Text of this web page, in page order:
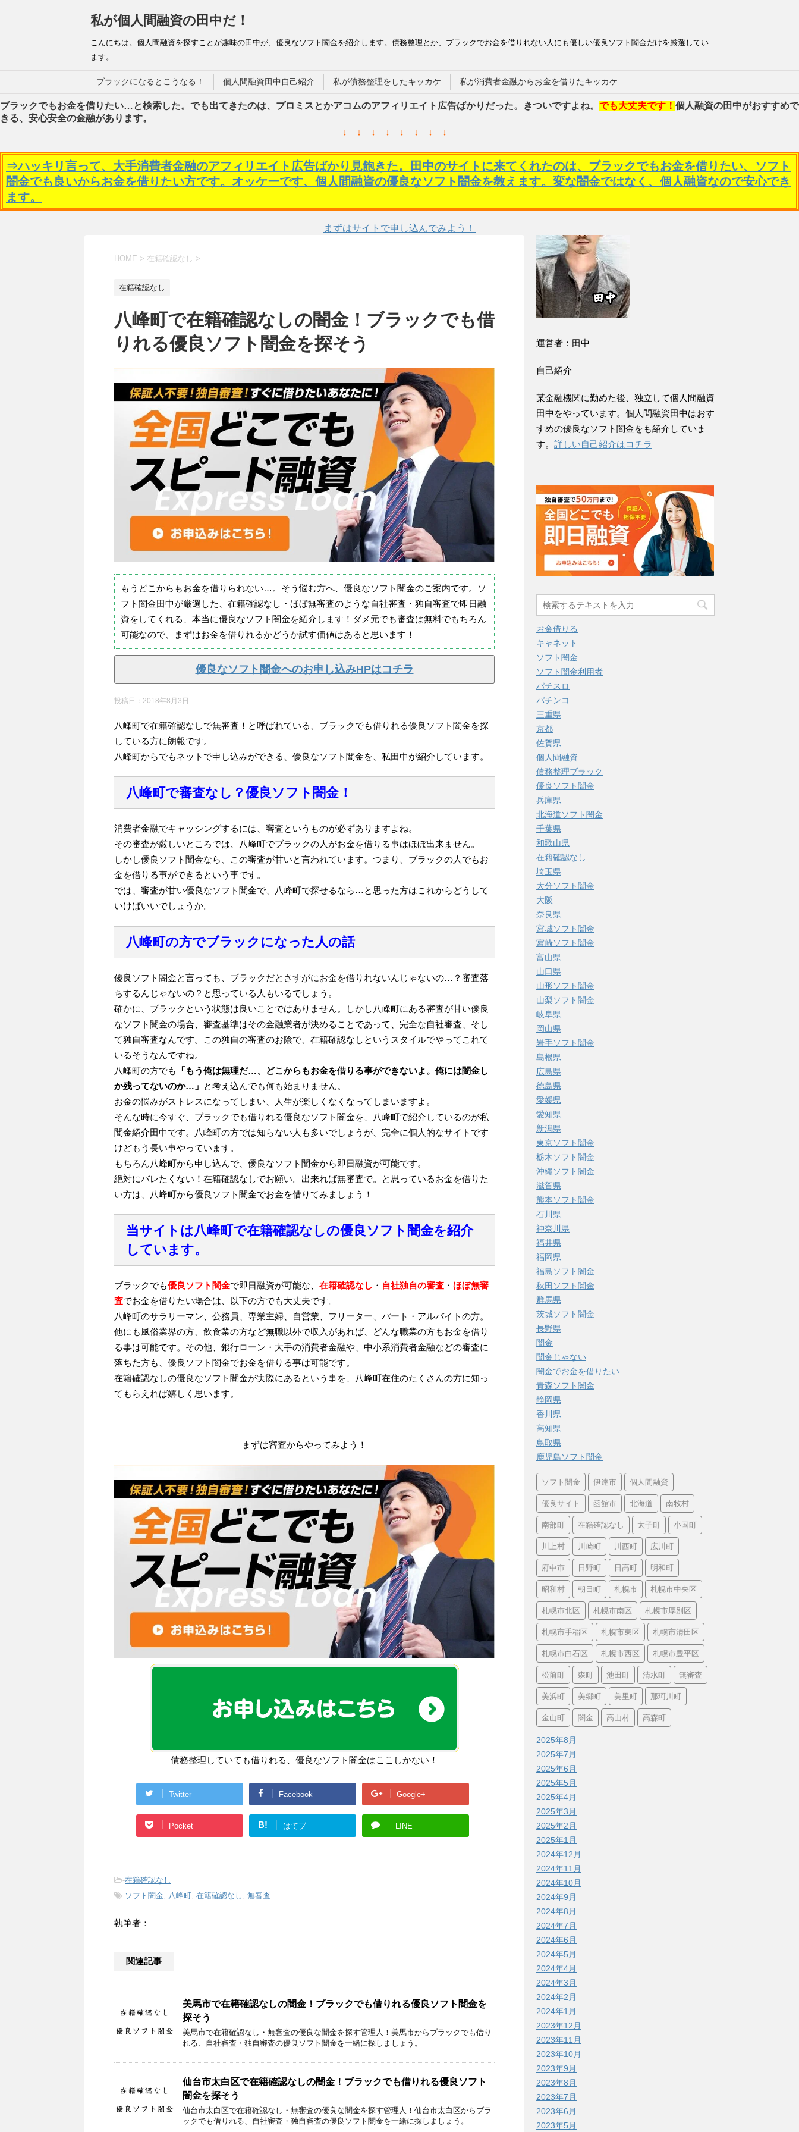
私が個人間融資の田中だ！
こんにちは。個人間融資を探すことが趣味の田中が、優良なソフト闇金を紹介します。債務整理とか、ブラックでお金を借りれない人にも優しい優良ソフト闇金だけを厳選してい
ます。
ブラックになるとこうなる！ 個人間融資田中自己紹介 私が債務整理をしたキッカケ 私が消費者金融からお金を借りたキッカケ
ブラックでもお金を借りたい…と検索した。でも出てきたのは、プロミスとかアコムのアフィリエイト広告ばかりだった。きついですよね。 でも大丈夫です！ 個人融資の田中がおすすめで
きる、安心安全の金融があります。
↓ ↓ ↓ ↓ ↓ ↓ ↓ ↓
⇒ハッキリ言って、大手消費者金融のアフィリエイト広告ばかり見飽きた。田中のサイトに来てくれたのは、ブラックでもお金を借りたい、ソフト
闇金でも良いからお金を借りたい方です。オッケーです、個人間融資の優良なソフト闇金を教えます。変な闇金ではなく、個人融資なので安心でき
ます。
まずはサイトで申し込んでみよう！
HOME > 在籍確認なし >
在籍確認なし
八峰町で在籍確認なしの闇金！ブラックでも借
りれる優良ソフト闇金を探そう
もうどこからもお金を借りられない…。そう悩む方へ、優良なソフト闇金のご案内です。ソ
フト闇金田中が厳選した、在籍確認なし・ほぼ無審査のような自社審査・独自審査で即日融
資をしてくれる、本当に優良なソフト闇金を紹介します！ダメ元でも審査は無料でもちろん
可能なので、まずはお金を借りれるかどうか試す価値はあると思います！
優良なソフト闇金へのお申し込みHPはコチラ
投稿日： 2018年8月3日
八峰町で在籍確認なしで無審査！と呼ばれている、ブラックでも借りれる優良ソフト闇金を探
している方に朗報です。
八峰町からでもネットで申し込みができる、優良なソフト闇金を、私田中が紹介しています。
八峰町で審査なし？優良ソフト闇金！
消費者金融でキャッシングするには、審査というものが必ずありますよね。
その審査が厳しいところでは、八峰町でブラックの人がお金を借りる事はほぼ出来ません。
しかし優良ソフト闇金なら、この審査が甘いと言われています。つまり、ブラックの人でもお
金を借りる事ができるという事です。
では、審査が甘い優良なソフト闇金で、八峰町で探せるなら…と思った方はこれからどうして
いけばいいでしょうか。
八峰町の方でブラックになった人の話
優良ソフト闇金と言っても、ブラックだとさすがにお金を借りれないんじゃないの…？審査落
ちするんじゃないの？と思っている人もいるでしょう。
確かに、ブラックという状態は良いことではありません。しかし八峰町にある審査が甘い優良
なソフト闇金の場合、審査基準はその金融業者が決めることであって、完全な自社審査、そし
て独自審査なんです。この独自の審査のお陰で、在籍確認なしというスタイルでやってこれて
いるそうなんですね。
八峰町の方でも
「もう俺は無理だ…、どこからもお金を借りる事ができないよ。俺には闇金し
か残ってないのか…」 と考え込んでも何も始まりません。
お金の悩みがストレスになってしまい、人生が楽しくなくなってしまいますよ。
そんな時に今すぐ、ブラックでも借りれる優良なソフト闇金を、八峰町で紹介しているのが私
闇金紹介田中です。八峰町の方では知らない人も多いでしょうが、完全に個人的なサイトです
けどもう長い事やっています。
もちろん八峰町から申し込んで、優良なソフト闇金から即日融資が可能です。
絶対にバレたくない！在籍確認なしでお願い。出来れば無審査で。と思っているお金を借りた
い方は、八峰町から優良ソフト闇金でお金を借りてみましょう！
当サイトは八峰町で在籍確認なしの優良ソフト闇金を紹介
しています。
ブラックでも優良ソフト闇金で即日融資が可能な、 在籍確認なし ・ 自社独自の審査 ・ ほぼ無審
査でお金を借りたい場合は、以下の方でも大丈夫です。
八峰町のサラリーマン、公務員、専業主婦、自営業、フリーター、パート・アルバイトの方。
他にも風俗業界の方、飲食業の方など無職以外で収入があれば、どんな職業の方もお金を借り
る事は可能です。その他、銀行ローン・大手の消費者金融や、中小系消費者金融などの審査に
落ちた方も、優良ソフト闇金でお金を借りる事は可能です。
在籍確認なしの優良なソフト闇金が実際にあるという事を、八峰町在住のたくさんの方に知っ
てもらえれば嬉しく思います。
まずは審査からやってみよう！
債務整理していても借りれる、優良なソフト闇金はここしかない！
Twitter Facebook Google+
Pocket B! はてブ LINE
-在籍確認なし
-ソフト闇金, 八峰町, 在籍確認なし , 無審査
執筆者：
関連記事
美馬市で在籍確認なしの闇金！ブラックでも借りれる優良ソフト闇金を
探そう
美馬市で在籍確認なし・無審査の優良な闇金を探す管理人！美馬市からブラックでも借り
れる、自社審査・独自審査の優良ソフト闇金を一緒に探しましょう。
仙台市太白区で在籍確認なしの闇金！ブラックでも借りれる優良ソフト
闇金を探そう
仙台市太白区で在籍確認なし・無審査の優良な闇金を探す管理人！仙台市太白区からブラ
ックでも借りれる、自社審査・独自審査の優良ソフト闇金を一緒に探しましょう。
運営者：田中
自己紹介
某金融機関に勤めた後、独立して個人間融資
田中をやっています。個人間融資田中はおす
すめの優良なソフト闇金をも紹介していま
す。 詳しい自己紹介はコチラ
お金借りる
キャネット
ソフト闇金
ソフト闇金利用者
パチスロ
パチンコ
三重県
京都
佐賀県
個人間融資
債務整理ブラック
優良ソフト闇金
兵庫県
北海道ソフト闇金
千葉県
和歌山県
在籍確認なし
埼玉県
大分ソフト闇金
大阪
奈良県
宮城ソフト闇金
宮崎ソフト闇金
富山県
山口県
山形ソフト闇金
山梨ソフト闇金
岐阜県
岡山県
岩手ソフト闇金
島根県
広島県
徳島県
愛媛県
愛知県
新潟県
東京ソフト闇金
栃木ソフト闇金
沖縄ソフト闇金
滋賀県
熊本ソフト闇金
石川県
神奈川県
福井県
福岡県
福島ソフト闇金
秋田ソフト闇金
群馬県
茨城ソフト闇金
長野県
闇金
闇金じゃない
闇金でお金を借りたい
青森ソフト闇金
静岡県
香川県
高知県
鳥取県
鹿児島ソフト闇金
ソフト闇金 伊達市 個人間融資
優良サイト 函館市 北海道 南牧村
南部町 在籍確認なし 太子町 小国町
川上村 川崎町 川西町 広川町
府中市 日野町 日高町 明和町
昭和村 朝日町 札幌市 札幌市中央区
札幌市北区 札幌市南区 札幌市厚別区
札幌市手稲区 札幌市東区 札幌市清田区
札幌市白石区 札幌市西区 札幌市豊平区
松前町 森町 池田町 清水町 無審査
美浜町 美郷町 美里町 那珂川町
金山町 闇金 高山村 高森町
2025年8月
2025年7月
2025年6月
2025年5月
2025年4月
2025年3月
2025年2月
2025年1月
2024年12月
2024年11月
2024年10月
2024年9月
2024年8月
2024年7月
2024年6月
2024年5月
2024年4月
2024年3月
2024年2月
2024年1月
2023年12月
2023年11月
2023年10月
2023年9月
2023年8月
2023年7月
2023年6月
2023年5月